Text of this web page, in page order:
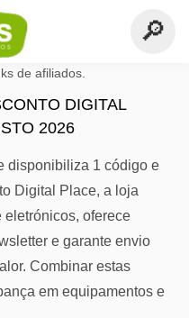
de afiliados.
DIGITAL
2026
disponibiliza 1 código e
Digital Place, a loja
oferece
e garante envio
Combinar estas
em equipamentos e